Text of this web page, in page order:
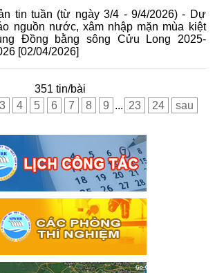
tin tuần (từ ngày 3/4 - 9/4/2026) - Dự
nguồn nước, xâm nhập mặn mùa kiệt
Đồng bằng sông Cửu Long 2025-
[02/04/2026]
351 tin/bài
3 4 5 6 7 8 9 ... 23 24 sau